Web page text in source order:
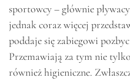
sportowcy – głównie
jednak coraz więcej
poddaje się zabiegowi
Przemawiają za tym nie
również higieniczne.